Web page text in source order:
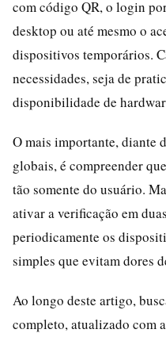
com código QR, o login
desktop ou até mesmo o
dispositivos temporários.
necessidades, seja de
disponibilidade de
O mais importante, diante
globais, é compreender
tão somente do usuário.
ativar a verificação em
periodicamente os
simples que evitam dores
Ao longo deste artigo,
completo, atualizado com